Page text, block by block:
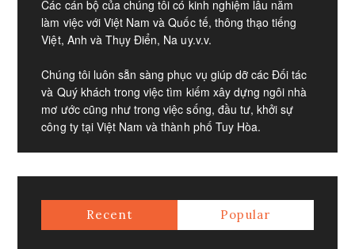
Các cán bộ của chúng tôi có kinh nghiệm lâu năm
làm việc với Việt Nam và Quốc tế, thông thạo tiếng
Việt, Anh và Thụy Điển, Na uy.v.v.​
Chúng tôi luôn sẵn sàng phục vụ giúp dỡ các Đối tác
và Quý khách trong việc tìm kiếm xây dựng ngôi nhà
mơ ước cũng như trong việc sống, đầu tư, khởi sự
công ty tại Việt Nam và thành phố Tuy Hòa.
Recent Popular